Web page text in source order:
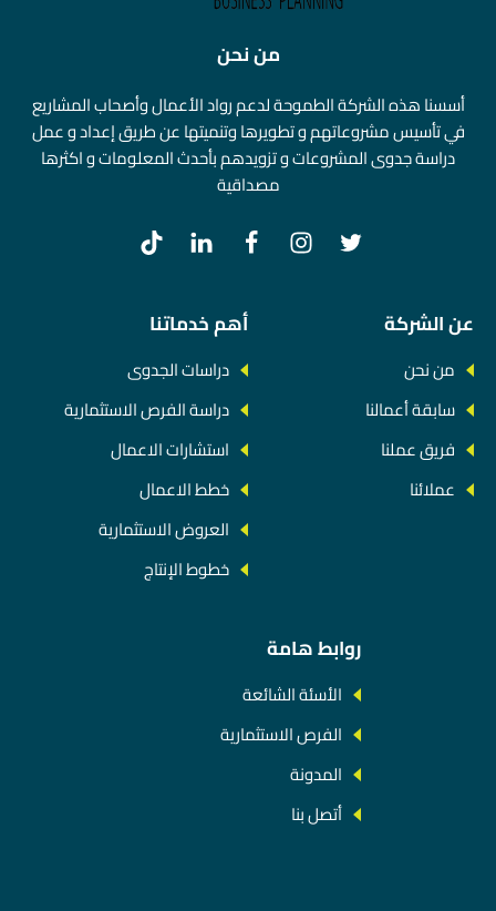
من نحن
أسسنا هذه الشركة الطموحة لدعم رواد الأعمال وأصحاب المشاريع
في تأسيس مشروعاتهم و تطويرها وتنميتها عن طريق إعداد و عمل
دراسة جدوى المشروعات و تزويدهم بأحدث المعلومات و اكثرها
مصداقية
عن الشركة
من نحن
سابقة أعمالنا
فريق عملنا
عملائنا
أهم خدماتنا
دراسات الجدوى
دراسة الفرص الاستثمارية
استشارات الاعمال
خطط الاعمال
العروض الاستثمارية
خطوط الإنتاج
روابط هامة
الأسئة الشائعة
الفرص الاستثمارية
المدونة
أتصل بنا